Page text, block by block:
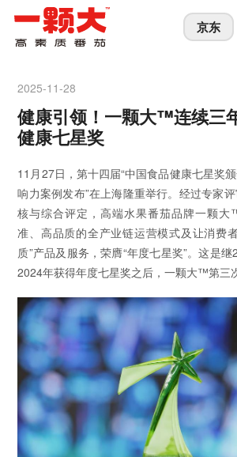
京东
2025-11-28
健康引领！一颗大™连续三
健康七星奖
11月27日，第十四届“中国食品健康七星奖
响力案例发布”在上海隆重举行。经过专家
核与综合评定，高端水果番茄品牌一颗
准、高品质的全产业链运营模式及让消费
质”产品及服务，荣膺“年度七星奖”。这是继
2024年获得年度七星奖之后，一颗大™第三